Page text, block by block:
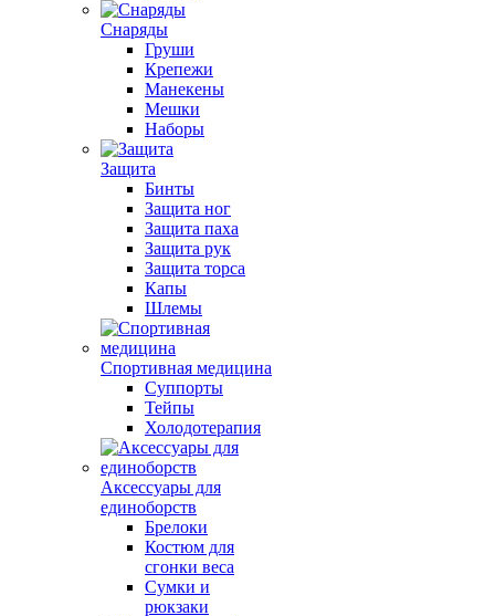
Снаряды
Груши
Крепежи
Манекены
Мешки
Наборы
Защита
Бинты
Защита ног
Защита паха
Защита рук
Защита торса
Капы
Шлемы
Спортивная медицина
Суппорты
Тейпы
Холодотерапия
Аксессуары для
единоборств
Брелоки
Костюм для
сгонки веса
Сумки и
рюкзаки